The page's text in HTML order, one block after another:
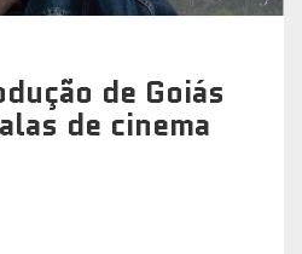
de Goiás
de cinema